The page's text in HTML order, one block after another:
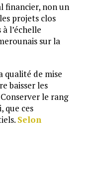
financier, non un
projets clos
l’échelle
sur la
qualité de mise
baisser les
le rang
que ces
Selon